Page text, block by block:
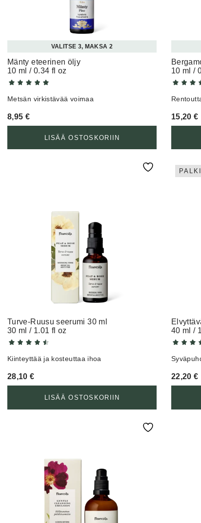
VALITSE 3, MAKSA 2
Mänty eteerinen öljy
10 ml / 0.34 fl oz
Metsän virkistävää voimaa
8,95 €
LISÄÄ OSTOSKORIIN
10 ml /
15,20€
Turve-Ruusu seerumi 30 ml
30 ml / 1.01 fl oz
Kiinteyttää ja kosteuttaa ihoa
28,10€
LISÄÄ OSTOSKORIIN
40 ml /
22,20€